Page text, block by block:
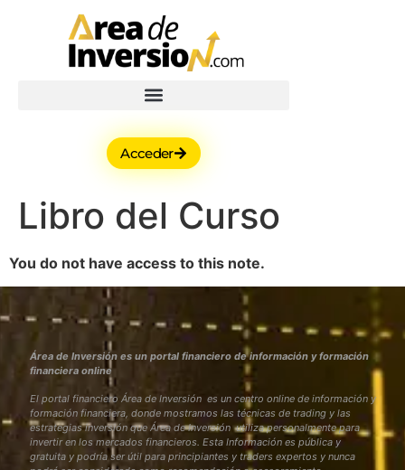
Acceder
Libro del Curso
You do not have access to this note.
Área de Inversión es un portal financiero de información y formación
financiera online
El portal financiero Área de Inversión es un centro online de información y
formación financiera, donde mostramos las técnicas de trading y las
estrategias inversión que Área de Inversión utiliza personalmente para
invertir en los mercados financieros. Esta Información es pública y
gratuita y podría ser útil para principiantes y traders expertos y nunca